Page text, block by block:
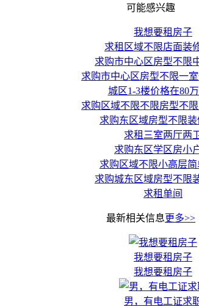
可能感兴趣
我想要租房子
求租区域不限店面装
求购市中心区房型不限
求购市中心区房型不限一
城区1-3楼价格在80
求购区域不限不限房型不
求购东区域房型不限
求租三室两厅两
求购东区学区房小
求购区域不限小高层
求购城东区域房型不限
求租单间
最新相关信息更多>>
我想要租房子
我想要租房子
男，有电工证求